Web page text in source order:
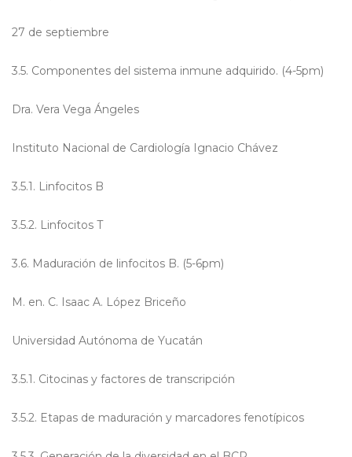
27 de septiembre
3.5. Componentes del sistema inmune adquirido. (4-5pm)
Dra. Vera Vega Ángeles
Instituto Nacional de Cardiología Ignacio Chávez
3.5.1. Linfocitos B
3.5.2. Linfocitos T
3.6. Maduración de linfocitos B. (5-6pm)
M. en. C. Isaac A. López Briceño
Universidad Autónoma de Yucatán
3.5.1. Citocinas y factores de transcripción
3.5.2. Etapas de maduración y marcadores fenotípicos